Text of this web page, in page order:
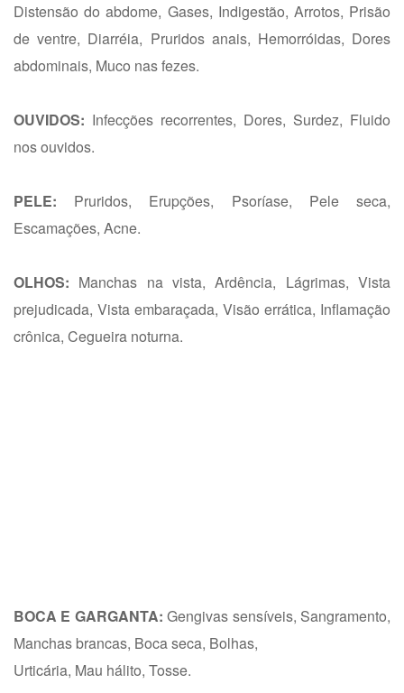
Distensão do abdome, Gases, Indigestão, Arrotos, Prisão
de ventre, Diarréia, Pruridos anais, Hemorróidas, Dores
abdominais, Muco nas fezes.
OUVIDOS: Infecções recorrentes, Dores, Surdez, Fluido
nos ouvidos.
PELE: Pruridos, Erupções, Psoríase, Pele seca,
Escamações, Acne.
OLHOS: Manchas na vista, Ardência, Lágrimas, Vista
prejudicada, Vista embaraçada, Visão errática, Inflamação
crônica, Cegueira noturna.
BOCA E GARGANTA: Gengivas sensíveis, Sangramento,
Manchas brancas, Boca seca, Bolhas,
Urticária, Mau hálito, Tosse.